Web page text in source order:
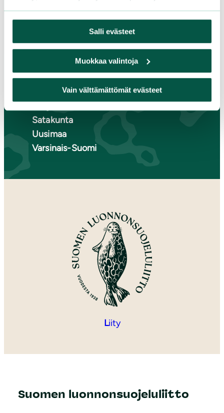
Salli evästeet
Muokkaa valintoja
Vain välttämättömät evästeet
Keski-Suomi
Kymenlaakso
Pirkanmaa
Pohjanmaa
Pohjois-Karjala
Pohjois-Pohjanmaa
Satakunta
Uusimaa
Varsinais-Suomi
Liity
Suomen luonnonsuojeluliitto